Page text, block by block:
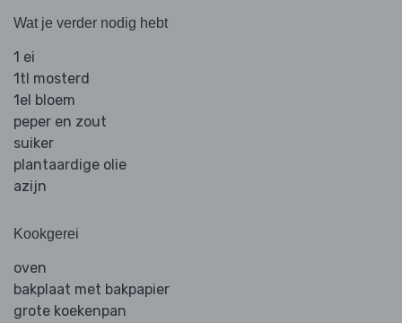
Wat je verder nodig hebt
1 ei
1tl mosterd
1el bloem
peper en zout
suiker
plantaardige olie
azijn
Kookgerei
oven
bakplaat met bakpapier
grote koekenpan